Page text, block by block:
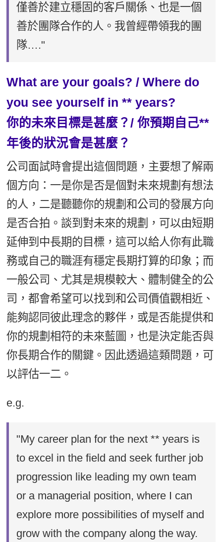
僅善於建立穩固的客戶關係、也是一個
善於團隊合作的人。我曾經帶領我的團
隊…."
What are your goals? / Where do
you see yourself in ** years?
你的未來目標是甚麼？/ 你預期自己**
年後的狀況會是甚麼？
公司面試時會提出這個問題，主要想了解兩
個方向：一是你是否是個對未來規劃有想法
的人，二是聽聽你的規劃和公司的發展方向
是否合拍。談到對未來的規劃，可以由短期
延伸到中長期的目標，這可以給人你有此職
務或自己的職涯有穩定長期打算的印象；而
一般公司、尤其是規模較大、體制健全的公
司，都會希望可以找到和公司價值觀相近、
能夠認同彼此理念的夥伴，或是否能提供和
你的規劃相符的未來藍圖，也是決定能否與
你長期合作的關鍵。因此透過這類問題，可
以評估一二。
e.g.
"My career plan for the next ** years is
to excel in the field and seek further job
progression like leading my own team
or a managerial position, where I can
explore more possibilities of myself and
grow with the company along the way.